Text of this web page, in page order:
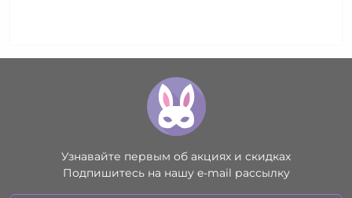
Узнавайте первым об акциях и скидках
Подпишитесь на нашу e-mail рассылку